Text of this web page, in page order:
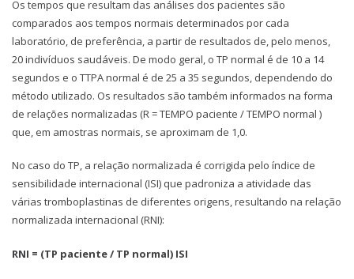
Os tempos que resultam das análises dos pacientes são
comparados aos tempos normais determinados por cada
laboratório, de preferência, a partir de resultados de, pelo menos,
20 indivíduos saudáveis. De modo geral, o TP normal é de 10 a 14
segundos e o TTPA normal é de 25 a 35 segundos, dependendo do
método utilizado. Os resultados são também informados na forma
de relações normalizadas (R = TEMPO paciente / TEMPO normal )
que, em amostras normais, se aproximam de 1,0.
No caso do TP, a relação normalizada é corrigida pelo índice de
sensibilidade internacional (ISI) que padroniza a atividade das
várias tromboplastinas de diferentes origens, resultando na relação
normalizada internacional (RNI):
RNI = (TP paciente / TP normal) ISI